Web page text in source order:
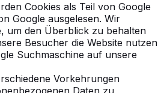
Cookies als Teil von Google
Google ausgelesen. Wir
um den Überblick zu behalten
Besucher die Website nutzen
Suchmaschine auf unsere
Vorkehrungen
Daten zu